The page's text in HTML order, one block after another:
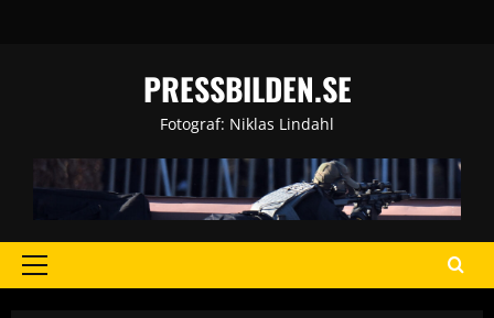
PRESSBILDEN.SE
Fotograf: Niklas Lindahl
Primary